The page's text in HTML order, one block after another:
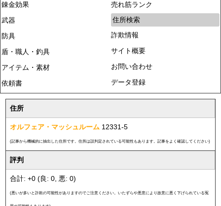
錬金効果
武器
防具
盾・職人・釣具
アイテム・素材
依頼書
売れ筋ランク
住所検索
詐欺情報
サイト概要
お問い合わせ
データ登録
住所
オルフェア・マッシュルーム 12331-5
(記事から機械的に抽出した住所です。住所は誤判定されている可能性もあります。記事をよく確認してください)
評判
合計: +0 (良: 0, 悪: 0)
(悪いが多いと詐欺の可能性がありますのでご注意ください。いたずらや悪意により故意に悪く下げられている冤